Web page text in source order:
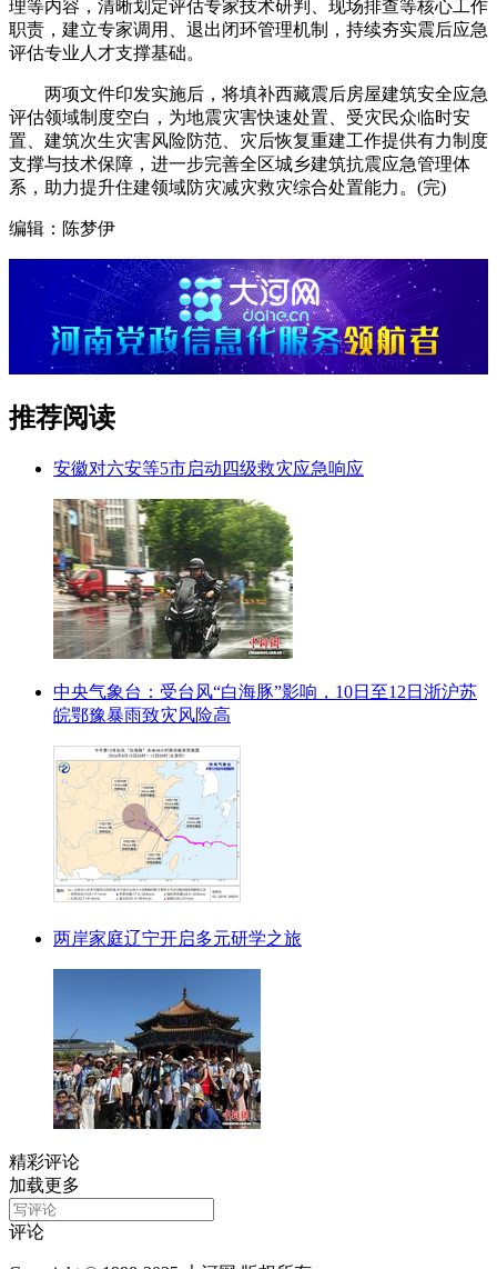
理等内容，清晰划定评估专家技术研判、现场排查等核心工作
职责，建立专家调用、退出闭环管理机制，持续夯实震后应急
评估专业人才支撑基础。
两项文件印发实施后，将填补西藏震后房屋建筑安全应急
评估领域制度空白，为地震灾害快速处置、受灾民众临时安
置、建筑次生灾害风险防范、灾后恢复重建工作提供有力制度
支撑与技术保障，进一步完善全区城乡建筑抗震应急管理体
系，助力提升住建领域防灾减灾救灾综合处置能力。(完)
编辑：陈梦伊
推荐阅读
安徽对六安等5市启动四级救灾应急响应
中央气象台：受台风“白海豚”影响，10日至12日浙沪苏
皖鄂豫暴雨致灾风险高
两岸家庭辽宁开启多元研学之旅
精彩评论
加载更多
评论